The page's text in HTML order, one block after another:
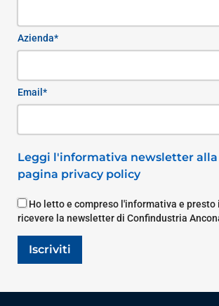
Azienda*
Email*
Leggi l'informativa newsletter alla
pagina privacy policy
Ho letto e compreso l'informativa e presto
ricevere la newsletter di Confindustria
Iscriviti